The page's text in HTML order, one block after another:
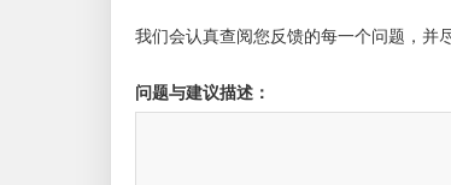
我们会认真查阅您反馈的每一个问题，并
问题与建议描述：